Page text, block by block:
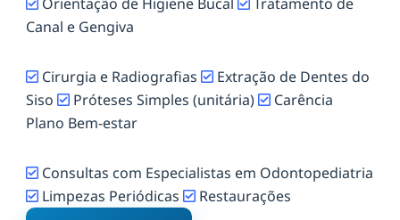
Canal e Gengiva
Cirurgia e Radiografias
Extração de Dentes do
Siso
Próteses Simples (unitária)
Carência
Plano Bem-estar
Consultas com Especialistas em Odontopediatria
Limpezas Periódicas
Restaurações